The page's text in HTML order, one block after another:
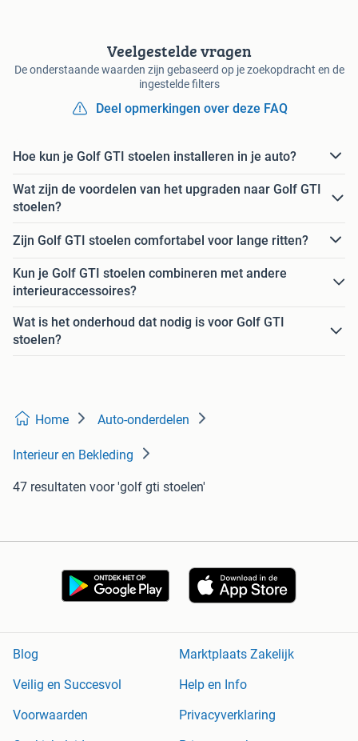
Veelgestelde vragen
De onderstaande waarden zijn gebaseerd op je zoekopdracht en de
ingestelde filters
Deel opmerkingen over deze FAQ
Hoe kun je Golf GTI stoelen installeren in je auto?
Wat zijn de voordelen van het upgraden naar Golf GTI
stoelen?
Zijn Golf GTI stoelen comfortabel voor lange ritten?
Kun je Golf GTI stoelen combineren met andere
interieuraccessoires?
Wat is het onderhoud dat nodig is voor Golf GTI
stoelen?
Home Auto-onderdelen
Interieur en Bekleding
47 resultaten voor 'golf gti stoelen'
Blog
Marktplaats Zakelijk
Veilig en Succesvol
Help en Info
Voorwaarden
Privacyverklaring